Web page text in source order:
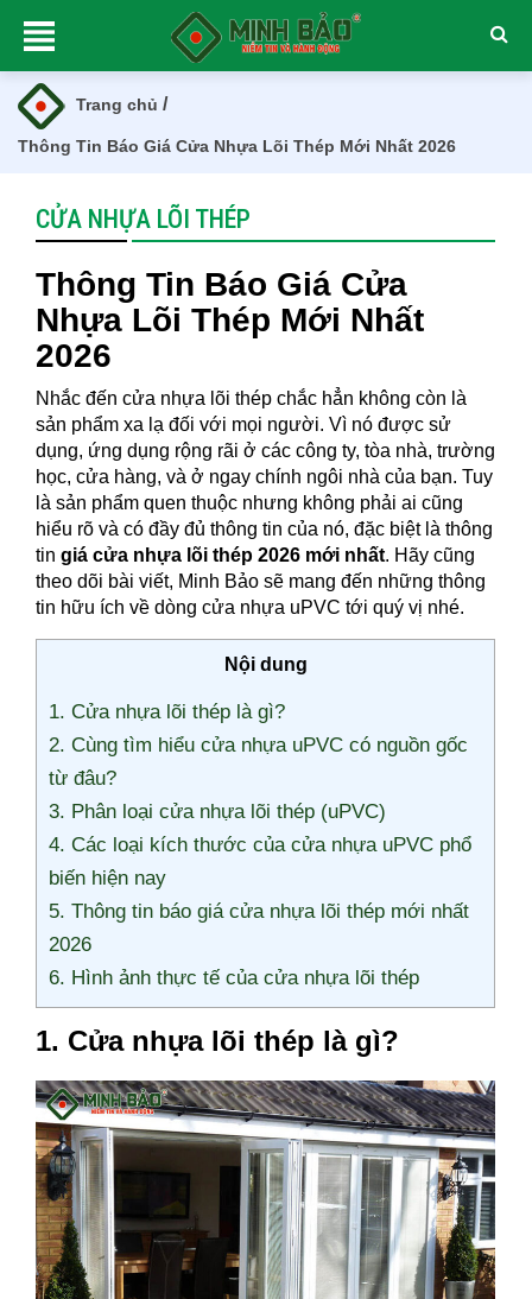
Trang chủ /
Thông Tin Báo Giá Cửa Nhựa Lõi Thép Mới Nhất 2026
CỬA NHỰA LÕI THÉP
Thông Tin Báo Giá Cửa
Nhựa Lõi Thép Mới Nhất
2026
Nhắc đến cửa nhựa lõi thép chắc hẳn không còn là
sản phẩm xa lạ đối với mọi người. Vì nó được sử
dụng, ứng dụng rộng rãi ở các công ty, tòa nhà, trường
học, cửa hàng, và ở ngay chính ngôi nhà của bạn. Tuy
là sản phẩm quen thuộc nhưng không phải ai cũng
hiểu rõ và có đầy đủ thông tin của nó, đặc biệt là thông
tin giá cửa nhựa lõi thép 2026 mới nhất. Hãy cũng
theo dõi bài viết, Minh Bảo sẽ mang đến những thông
tin hữu ích về dòng cửa nhựa uPVC tới quý vị nhé.
Nội dung
1. Cửa nhựa lõi thép là gì?
2. Cùng tìm hiểu cửa nhựa uPVC có nguồn gốc
từ đâu?
3. Phân loại cửa nhựa lõi thép (uPVC)
4. Các loại kích thước của cửa nhựa uPVC phổ
biến hiện nay
5. Thông tin báo giá cửa nhựa lõi thép mới nhất
2026
6. Hình ảnh thực tế của cửa nhựa lõi thép
1. Cửa nhựa lõi thép là gì?